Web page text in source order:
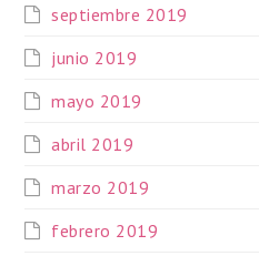
septiembre 2019
junio 2019
mayo 2019
abril 2019
marzo 2019
febrero 2019